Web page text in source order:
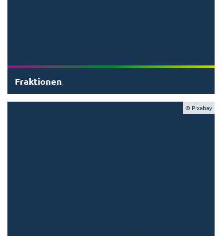
Fraktionen
© Pixabay